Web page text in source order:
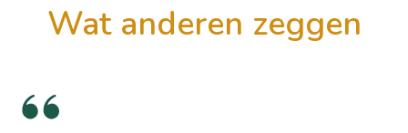
wat anderen zeggen